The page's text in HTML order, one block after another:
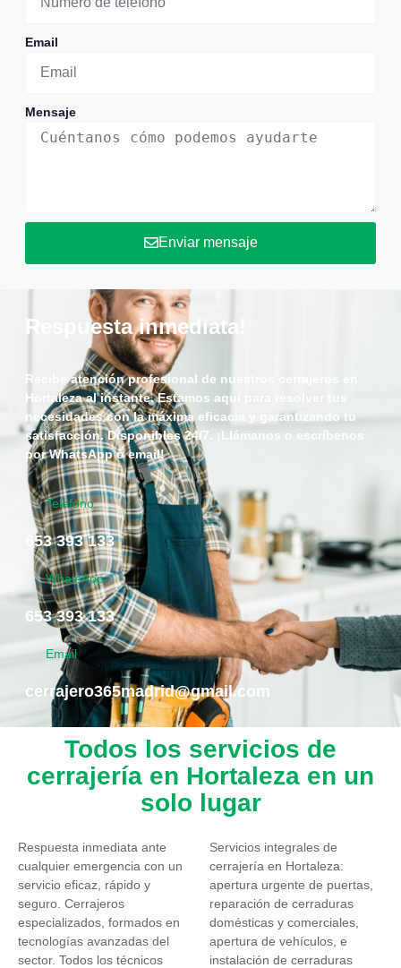
Email
Mensaje
Enviar mensaje
Respuesta inmediata!
Recibe atención profesional de nuestros cerrajeros en
Hortaleza al instante. Estamos aquí para resolver tus
necesidades con la máxima eficacia y garantizando tu
satisfacción. Disponibles 24/7. ¡Llámanos o escríbenos
por WhatsApp o email!
Telefono
653 393 133
WhatsApp
653 393 133
Email
cerrajero365madrid@gmail.com
Todos los servicios de
cerrajería en Hortaleza en un
solo lugar
Respuesta inmediata ante
cualquier emergencia con un
servicio eficaz, rápido y
seguro. Cerrajeros
especializados, formados en
tecnologías avanzadas del
sector. Todos los técnicos
Servicios integrales de
cerrajería en Hortaleza:
apertura urgente de puertas,
reparación de cerraduras
domésticas y comerciales,
apertura de vehículos, e
instalación de cerraduras